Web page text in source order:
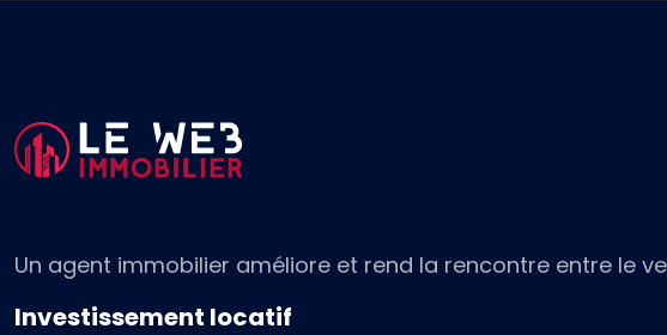
Un agent immobilier améliore et rend la rencontre entre le
Investissement locatif